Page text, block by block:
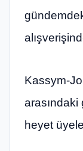
Kassym-
heyet